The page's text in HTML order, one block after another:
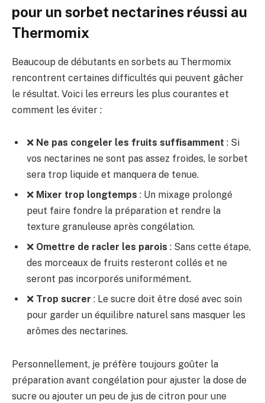
pour un sorbet nectarines réussi au
Thermomix
Beaucoup de débutants en sorbets au Thermomix
rencontrent certaines difficultés qui peuvent gâcher
le résultat. Voici les erreurs les plus courantes et
comment les éviter :
❌ Ne pas congeler les fruits suffisamment : Si
vos nectarines ne sont pas assez froides, le sorbet
sera trop liquide et manquera de tenue.
❌ Mixer trop longtemps : Un mixage prolongé
peut faire fondre la préparation et rendre la
texture granuleuse après congélation.
❌ Omettre de racler les parois : Sans cette étape,
des morceaux de fruits resteront collés et ne
seront pas incorporés uniformément.
❌ Trop sucrer : Le sucre doit être dosé avec soin
pour garder un équilibre naturel sans masquer les
arômes des nectarines.
Personnellement, je préfère toujours goûter la
préparation avant congélation pour ajuster la dose de
sucre ou ajouter un peu de jus de citron pour une